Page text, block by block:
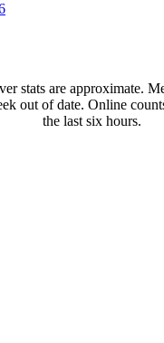
stats are approximate.
out of date. Online
the last six hours.